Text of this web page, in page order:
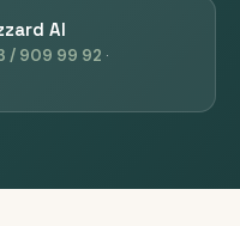
AI
/ 909 99 92 ·